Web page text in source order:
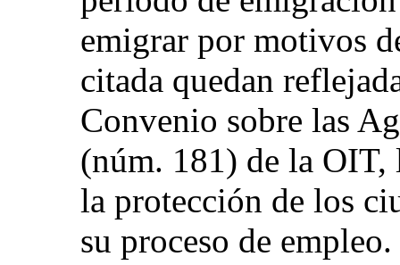
emigrar por motivos
citada quedan
Convenio sobre las
(núm. 181) de la
la protección de los
su proceso de empleo.